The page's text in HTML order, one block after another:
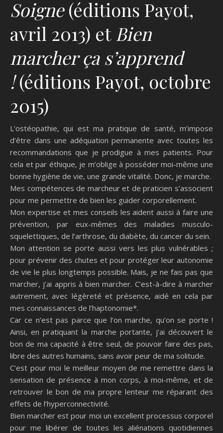
Soigne(éditions Payot,
avril 2013) et Bien
marcher ça s’apprend
!(éditions Payot, octobre
2015)
L’ostéopathie, qui est ma pratique de santé, m’impose
d’être dans une adéquation permanente avec toutes les
recommandations que je prodigue à mes patients. Pour
cela et par éthique, je m’oblige à posséder moi-même une
bonne hygiène de vie, une grande vitalité. Donc, je marche.
Mes compétences de marcheur et de praticien s’associent
pour me permettre de bien les guider corporellement.
Mon expertise et mes conseils les aident aussi à faire une
prévention, par eux-mêmes des maladies musculo-
squelettiques, de l’arthrose, du diabète, du cancer du sein.
Mon attention se porte aussi vers les plus vulnérables ;
pour prévenir des chutes et pour protéger leur autonomie
de vie le plus longtemps possible. Mais, je ne fais pas que
marcher, j’ai appris à bien marcher. C’est-à-dire à marcher
autrement, avec légèreté et présence, aidé en cela par
mes connaissances de l’haptonomie*.
Car ce n’est pas parce que l’on marche, qu’on se porte !
Ainsi, en pratiquant la marche portante, j’ai découvert le
bon de ma capacité à être seul, de pouvoir faire des pas,
libre des autres humains, sans avoir peur de ma solitude.
C’est pour moi le meilleur moyen de me remettre dans la
sensation de présence à mon corps, à moi-même, et de
retrouver le bon de ma propre lenteur me réparant des
effets de l’hyperconnectivité.
Bien marcher est pour moi un excellent processus corporel
pour me libérer de toutes les aliénations quotidiennes